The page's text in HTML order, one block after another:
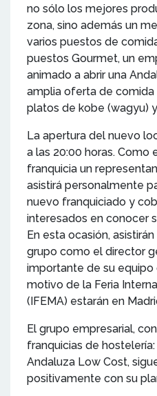
no sólo los mejores
zona, sino además un
varios puestos de
puestos Gourmet, un
animado a abrir una
amplia oferta de comida
platos de kobe (wagyu)
La apertura del nuevo
a las 20:00 horas. Como
franquicia un
asistirá personalmente
nuevo franquiciado y
interesados en conocer
En esta ocasión,
grupo como el director
importante de su
motivo de la Feria
(IFEMA) estarán en
El grupo empresarial,
franquicias de
Andaluza Low Cost,
positivamente con su